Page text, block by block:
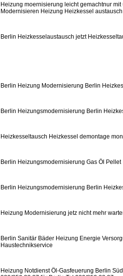
Heizung moernisierung leicht gemachtnur
Modernisieren Heizung Heizkessel
Berlin Heizkesselaustausch jetzt
Berlin Heizung Modernisierung Berlin
Berlin Heizungsmodernisierung Berlin
Heizkesseltausch Heizkessel demontage
Berlin Heizungsmodernisierung Gas Öl
Berlin Heizungsmodernisierung Berlin
Heizung Modernisierung jetz nicht mehr
Berlin Sanitär Bäder Heizung Energie
Haustechnikservice
Heizung Notdienst Öl-Gasfeuerung Berlin